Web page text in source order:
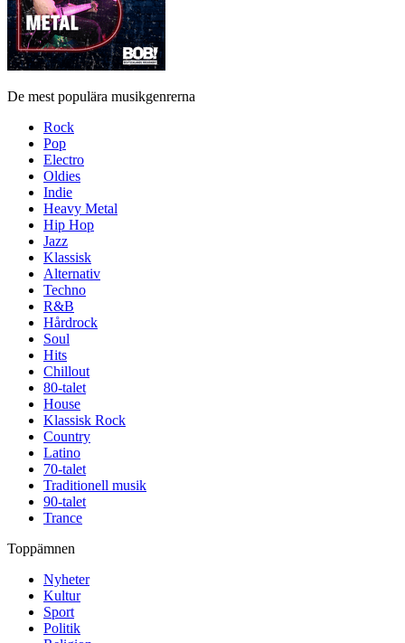
De mest populära musikgenrerna
Rock
Pop
Electro
Oldies
Indie
Heavy Metal
Hip Hop
Jazz
Klassisk
Alternativ
Techno
R&B
Hårdrock
Soul
Hits
Chillout
80-talet
House
Klassisk Rock
Country
Latino
70-talet
Traditionell musik
90-talet
Trance
Toppämnen
Nyheter
Kultur
Sport
Politik